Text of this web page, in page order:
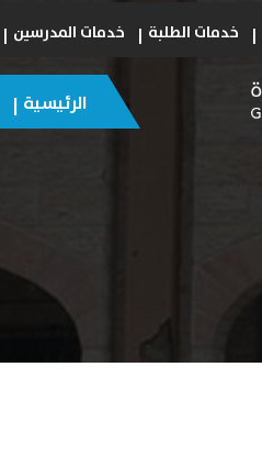
خدمات الطلبة خدمات المدرسين
الرئيسية